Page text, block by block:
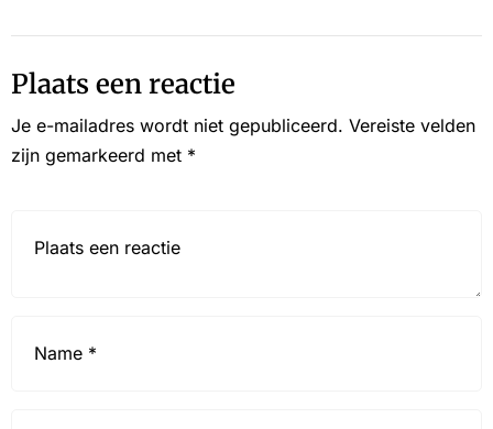
Plaats een reactie
Je e-mailadres wordt niet gepubliceerd. Vereiste velden
zijn gemarkeerd met *